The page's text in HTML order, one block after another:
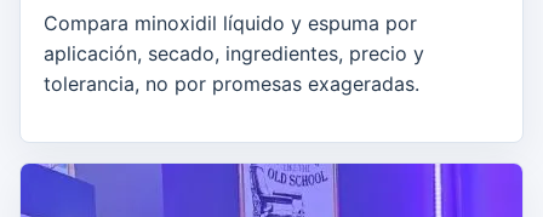
Compara minoxidil líquido y espuma por
aplicación, secado, ingredientes, precio y
tolerancia, no por promesas exageradas.